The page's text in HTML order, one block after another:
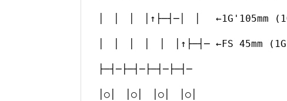
│ │ │ │↑├─┤─│ │ ←1G'105mm
│ │ │ │ │ │↑├─┤─ ←FS 45mm (1G-
├─┤─├─┤─├─┤─├─┤─
│○│ │○│ │○│ │○│